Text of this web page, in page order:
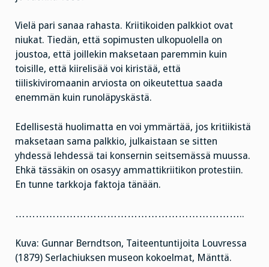
Vielä pari sanaa rahasta. Kriitikoiden palkkiot ovat
niukat. Tiedän, että sopimusten ulkopuolella on
joustoa, että joillekin maksetaan paremmin kuin
toisille, että kiirelisää voi kiristää, että
tiiliskiviromaanin arviosta on oikeutettua saada
enemmän kuin runoläpyskästä.
Edellisestä huolimatta en voi ymmärtää, jos kritiikistä
maksetaan sama palkkio, julkaistaan se sitten
yhdessä lehdessä tai konsernin seitsemässä muussa.
Ehkä tässäkin on osasyy ammattikriitikon protestiin.
En tunne tarkkoja faktoja tänään.
…………………………………………………………..
Kuva: Gunnar Berndtson, Taiteentuntijoita Louvressa
(1879) Serlachiuksen museon kokoelmat, Mänttä.